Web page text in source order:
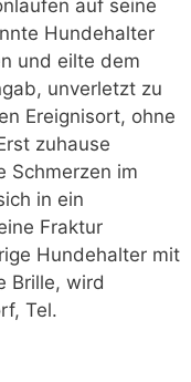
auf seine
Hundehalter
und eilte dem
unverletzt zu
Ereignisort, ohne
zuhause
Schmerzen im
in ein
Fraktur
Hundehalter mit
Brille, wird
Tel.